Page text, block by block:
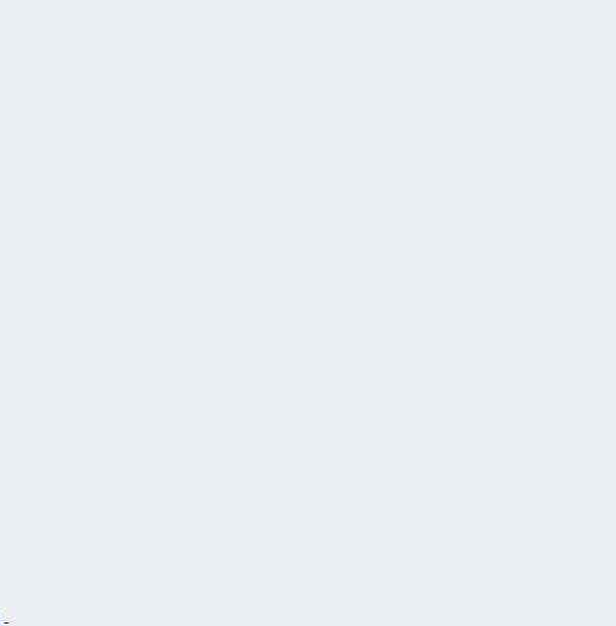
-